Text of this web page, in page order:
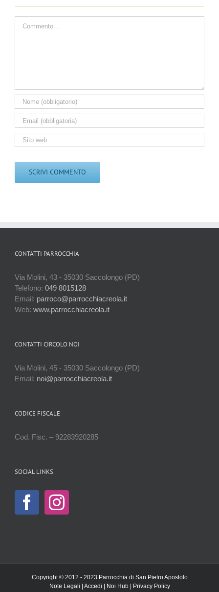
CONTATTI PARROCCHIA
Via Molini, 43 - 35030 Saccolongo (PD)
Telefono: 049 8015128
Email: parroco@parrocchiacreola.it
Web: www.parrocchiacreola.it
CONTATTI CIRCOLO NOI
Via Molini, 45 - 35030 Saccolongo (PD)
Email: noi@parrocchiacreola.it
CODICE FISCALE
Cod. Fisc. – 92283920285
SOCIAL LINKS
Copyright © 2012 - 2023 Parrocchia di San Pietro Apostolo
Note Legali
Accedi Noi Hub| Privacy Policy